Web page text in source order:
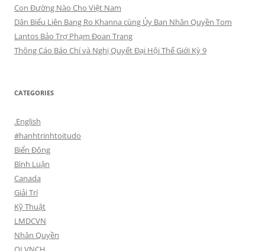
Con Đường Nào Cho Việt Nam
Dân Biểu Liên Bang Ro Khanna cùng Ủy Ban Nhân Quyền Tom
Lantos Bảo Trợ Phạm Đoan Trang
Thông Cáo Báo Chí và Nghị Quyết Đại Hội Thế Giới Kỳ 9
CATEGORIES
.English
#hanhtrinhtoitudo
Biển Đông
Bình Luận
Canada
Giải Trí
Kỹ Thuật
LMDCVN
Nhân Quyền